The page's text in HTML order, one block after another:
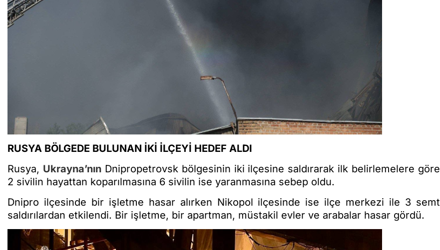
RUSYA BÖLGEDE BULUNAN İKİ İLÇEYİ HEDEF ALDI
Rusya, Ukrayna’nınDnipropetrovsk bölgesinin iki ilçesine saldırarak ilk belirlemelere göre
2 sivilin hayattan koparılmasına 6 sivilin ise yaranmasına sebep oldu.
Dnipro ilçesinde bir işletme hasar alırken Nikopol ilçesinde ise ilçe merkezi ile 3 semt
saldırılardan etkilendi. Bir işletme, bir apartman, müstakil evler ve arabalar hasar gördü.